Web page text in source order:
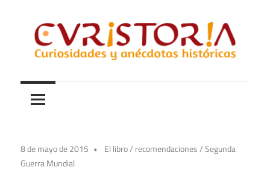
contenido
Curistoria
y
anécdotas
historia
8 de mayo de 2015 El libro/ recomendaciones/Segunda
Guerra Mundial